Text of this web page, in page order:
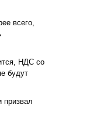
всего,
НДС со
будут
призвал